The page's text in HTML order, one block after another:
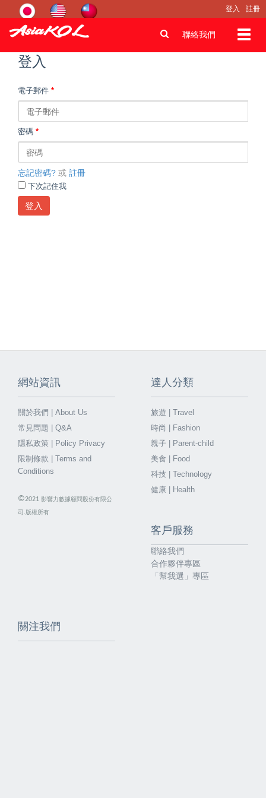
登入 註冊
聯絡我們
登入
電子郵件 *
密碼 *
忘記密碼? 或 註冊
下次記住我
登入
網站資訊
關於我們 | About Us
常見問題 | Q&A
隱私政策 | Policy Privacy
限制條款 | Terms and
Conditions
©2021 影響力數據顧問股份有限公
司.版權所有
達人分類
旅遊 | Travel
時尚 | Fashion
親子 | Parent-child
美食 | Food
科技 | Technology
健康 | Health
客戶服務
聯絡我們
合作夥伴專區
「幫我選」專區
關注我們